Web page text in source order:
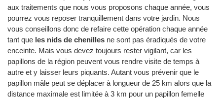
aux traitements que nous vous proposons chaque année, vous
pourrez vous reposer tranquillement dans votre jardin. Nous
vous conseillons donc de refaire cette opération chaque année
tant que les nids de chenilles ne sont pas éradiqués de votre
enceinte. Mais vous devez toujours rester vigilant, car les
papillons de la région peuvent vous rendre visite de temps à
autre et y laisser leurs piquants. Autant vous prévenir que le
papillon mâle peut se déplacer à longueur de 25 km alors que la
distance maximale est limitée à 3 km pour un papillon femelle